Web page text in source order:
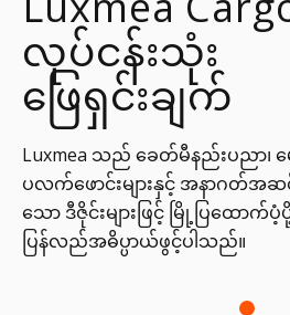
လုပ်ငန်းသုံး
ဖြေရှင်းချက်
Luxmea သည် ခေတ်မီနည်းပညာ၊
ပလက်ဖောင်းများနှင့် အနာဂတ်အဆ
သော ဒီဇိုင်းများဖြင့် မြို့ပြထောက်
ပြန်လည်အဓိပ္ပာယ်ဖွင့်ပါသည်။